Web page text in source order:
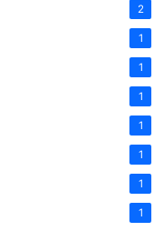
2
1
1
1
1
1
1
1